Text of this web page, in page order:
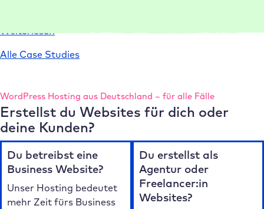
Weiterlesen:
Study
Alle Case Studies
WordPress Hosting aus Deutschland – für alle Fälle
Erstellst du Websites für dich oder
deine Kunden?
Du betreibst eine
Business Website?
Unser Hosting bedeutet
mehr Zeit fürs Business
Du erstellst als
Agentur oder
Freelancer:in
Websites?